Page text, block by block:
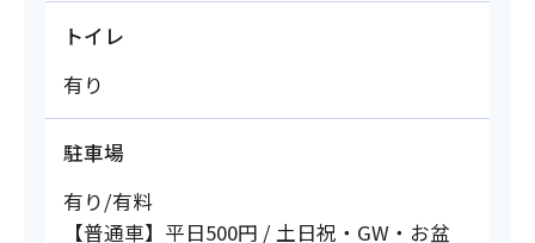
トイレ
有り
駐車場
有り/有料
【普通車】平日500円 / 土日祝・GW・お盆